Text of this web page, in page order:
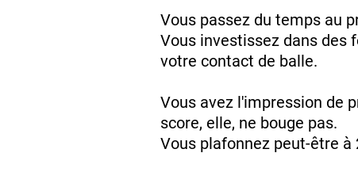
Vous passez du temps au
Vous investissez dans des
votre contact de balle.
Vous avez l'impression de
score, elle, ne bouge pas.
Vous plafonnez peut-être à